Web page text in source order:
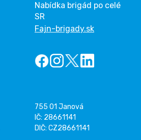
Nabídka brigád po celé
SR
Fajn-brigady.sk
755 01 Janová
IČ: 28661141
DIČ: CZ28661141